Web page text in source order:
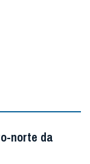
norte da